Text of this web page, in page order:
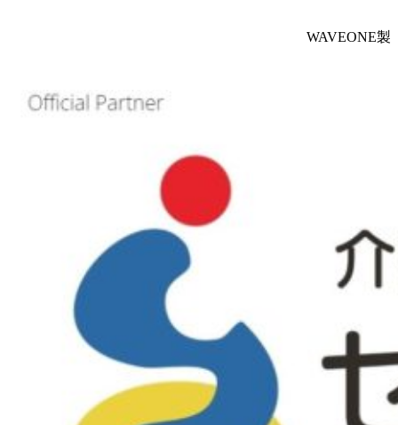
WAVEONE製